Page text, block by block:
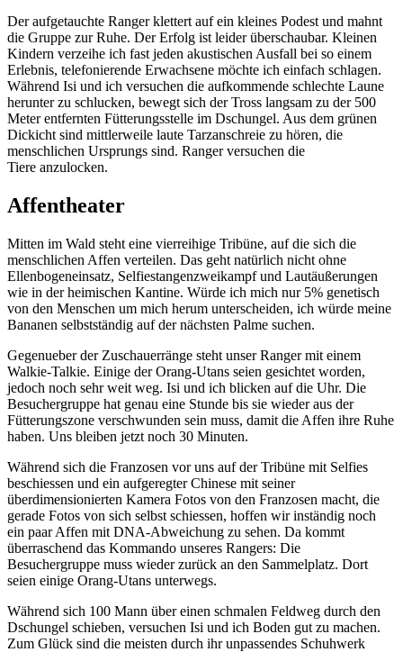
Der aufgetauchte Ranger klettert auf ein kleines Podest und mahnt
die Gruppe zur Ruhe. Der Erfolg ist leider überschaubar. Kleinen
Kindern verzeihe ich fast jeden akustischen Ausfall bei so einem
Erlebnis, telefonierende Erwachsene möchte ich einfach schlagen.
Während Isi und ich versuchen die aufkommende schlechte Laune
herunter zu schlucken, bewegt sich der Tross langsam zu der 500
Meter entfernten Fütterungsstelle im Dschungel. Aus dem grünen
Dickicht sind mittlerweile laute Tarzanschreie zu hören, die
menschlichen Ursprungs sind. Ranger versuchen die
Tiere anzulocken.
Affentheater
Mitten im Wald steht eine vierreihige Tribüne, auf die sich die
menschlichen Affen verteilen. Das geht natürlich nicht ohne
Ellenbogeneinsatz, Selfiestangenzweikampf und Lautäußerungen
wie in der heimischen Kantine. Würde ich mich nur 5% genetisch
von den Menschen um mich herum unterscheiden, ich würde meine
Bananen selbstständig auf der nächsten Palme suchen.
Gegenueber der Zuschauerränge steht unser Ranger mit einem
Walkie-Talkie. Einige der Orang-Utans seien gesichtet worden,
jedoch noch sehr weit weg. Isi und ich blicken auf die Uhr. Die
Besuchergruppe hat genau eine Stunde bis sie wieder aus der
Fütterungszone verschwunden sein muss, damit die Affen ihre Ruhe
haben. Uns bleiben jetzt noch 30 Minuten.
Während sich die Franzosen vor uns auf der Tribüne mit Selfies
beschiessen und ein aufgeregter Chinese mit seiner
überdimensionierten Kamera Fotos von den Franzosen macht, die
gerade Fotos von sich selbst schiessen, hoffen wir inständig noch
ein paar Affen mit DNA-Abweichung zu sehen. Da kommt
überraschend das Kommando unseres Rangers: Die
Besuchergruppe muss wieder zurück an den Sammelplatz. Dort
seien einige Orang-Utans unterwegs.
Während sich 100 Mann über einen schmalen Feldweg durch den
Dschungel schieben, versuchen Isi und ich Boden gut zu machen.
Zum Glück sind die meisten durch ihr unpassendes Schuhwerk